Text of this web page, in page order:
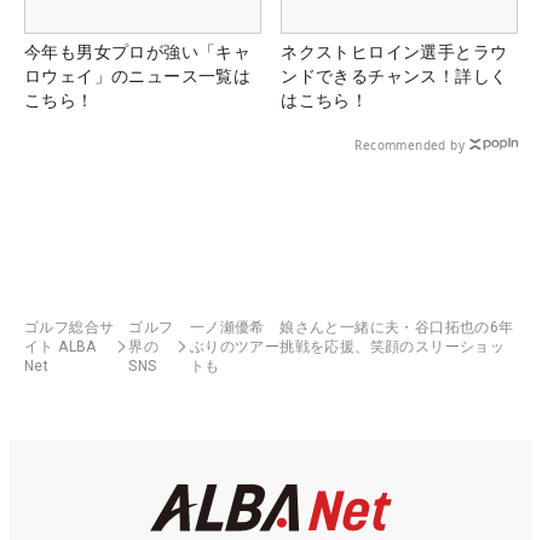
今年も男女プロが強い「キャ
ロウェイ」のニュース一覧は
こちら！
ネクストヒロイン選手とラウ
ンドできるチャンス！詳しく
はこちら！
Recommended by
ゴルフ総合サ
イト ALBA
Net
ゴルフ
界の
SNS
一ノ瀬優希 娘さんと一緒に夫・谷口拓也の6年
ぶりのツアー挑戦を応援、笑顔のスリーショッ
トも